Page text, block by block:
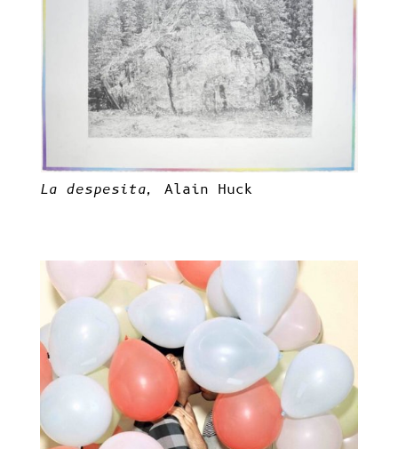
La despesita, Alain Huck